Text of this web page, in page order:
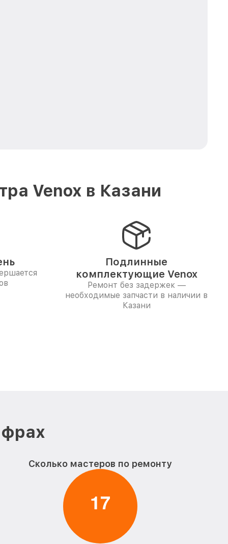
Venox в Казани
Подлинные
комплектующие Venox
Ремонт без задержек —
необходимые запчасти в наличии в
Казани
Сколько мастеров по ремонту
17